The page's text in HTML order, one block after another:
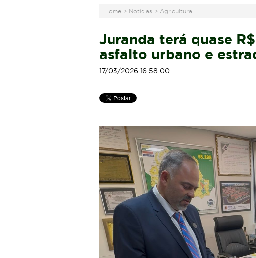
Home > Notícias > Agricultura
Juranda terá quase
asfalto urbano e
17/03/2026 16:58:00